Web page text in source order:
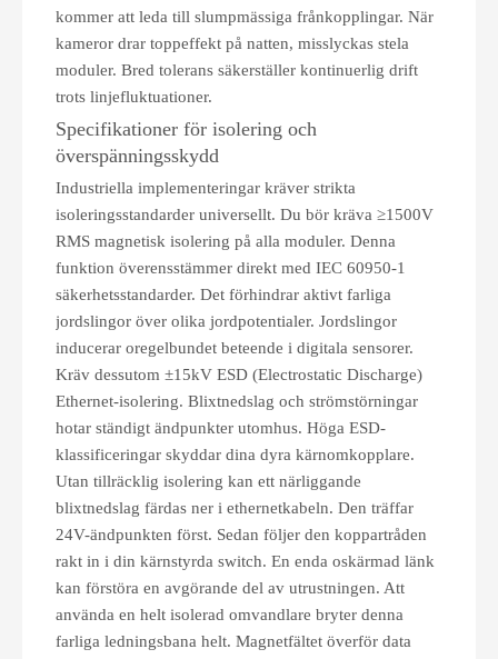
kommer att leda till slumpmässiga frånkopplingar. När
kameror drar toppeffekt på natten, misslyckas stela
moduler. Bred tolerans säkerställer kontinuerlig drift
trots linjefluktuationer.
Specifikationer för isolering och
överspänningsskydd
Industriella implementeringar kräver strikta
isoleringsstandarder universellt. Du bör kräva ≥1500V
RMS magnetisk isolering på alla moduler. Denna
funktion överensstämmer direkt med IEC 60950-1
säkerhetsstandarder. Det förhindrar aktivt farliga
jordslingor över olika jordpotentialer. Jordslingor
inducerar oregelbundet beteende i digitala sensorer.
Kräv dessutom ±15kV ESD (Electrostatic Discharge)
Ethernet-isolering. Blixtnedslag och strömstörningar
hotar ständigt ändpunkter utomhus. Höga ESD-
klassificeringar skyddar dina dyra kärnomkopplare.
Utan tillräcklig isolering kan ett närliggande
blixtnedslag färdas ner i ethernetkabeln. Den träffar
24V-ändpunkten först. Sedan följer den koppartråden
rakt in i din kärnstyrda switch. En enda oskärmad länk
kan förstöra en avgörande del av utrustningen. Att
använda en helt isolerad omvandlare bryter denna
farliga ledningsbana helt. Magnetfältet överför data